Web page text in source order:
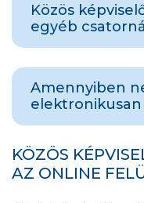
Közös
egyéb
Amennyiben
regisztrálni,
innen elérhető
üzenetküldés
„Ügyfél vagyok,
opciót és rövid
bekötési mérő
Amennyiben
Ha nem áll
ügyeit, levelezési
KÖZÖS
AZ ONLINE